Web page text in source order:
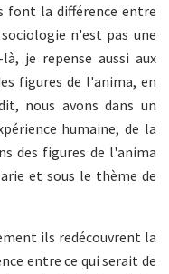
font la différence entre
n'est pas une
je repense aussi aux
figures de l'anima, en
nous avons dans un
humaine, de la
des figures de l'anima
et sous le thème de
ils redécouvrent la
entre ce qui serait de